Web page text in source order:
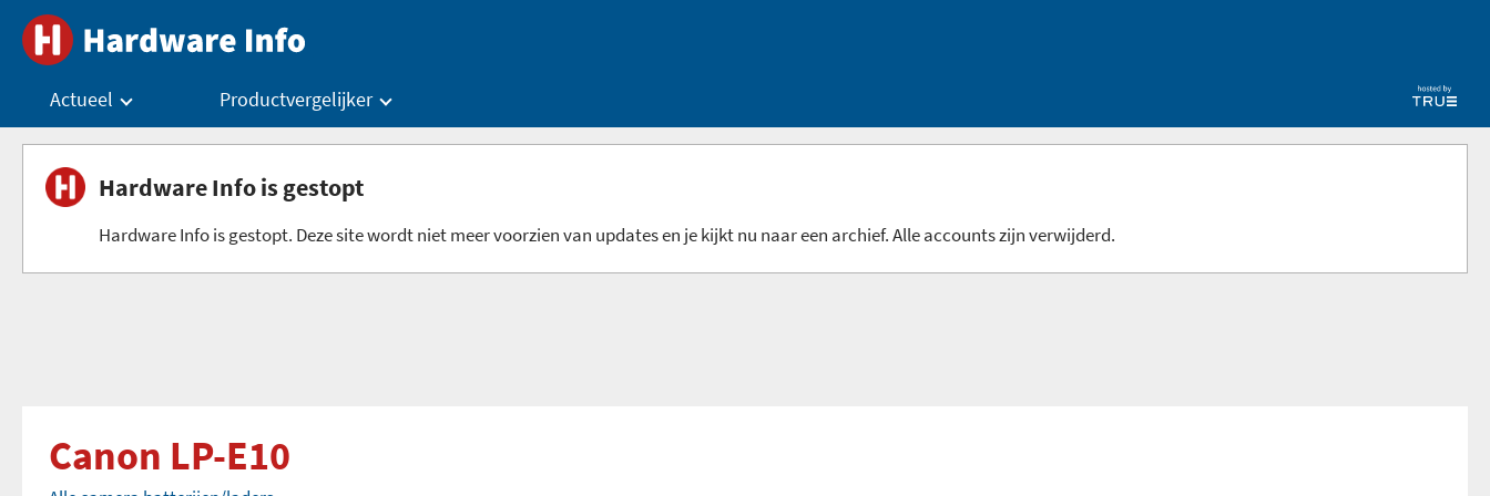
Actueel Productvergelijker
Hardware Info is gestopt
Hardware Info is gestopt. Deze site wordt niet meer voorzien van updates en je kijkt nu naar een archief. Alle accounts zijn verwijderd.
Canon LP-E10